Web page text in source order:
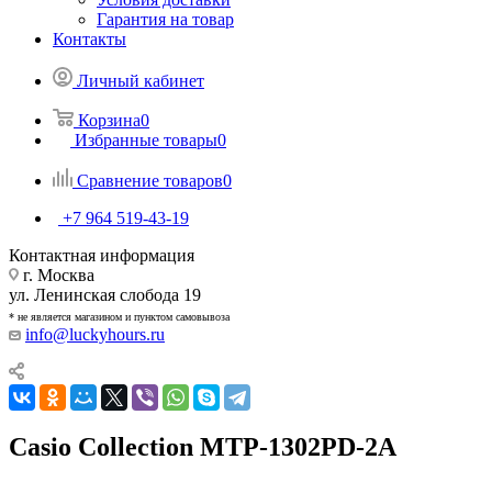
Гарантия на товар
Контакты
Личный кабинет
Корзина0
Избранные товары0
Сравнение товаров0
+7 964 519-43-19
Контактная информация
г. Москва
ул. Ленинская слобода 19
* не является магазином и пунктом самовывоза
info@luckyhours.ru
Casio Collection MTP-1302PD-2A